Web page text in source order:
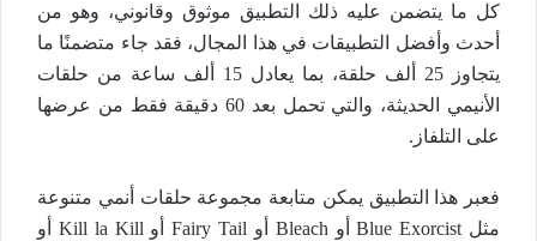
كل ما يتضمن عليه ذلك التطبيق موثوق وقانوني، وهو من
أحدث وأفضل التطبيقات في هذا المجال، فقد جاء متضمنًا ما
يتجاوز 25 ألف حلقة، بما يعادل 15 ألف ساعة من حلقات
الأنيمي الحديثة، والتي تحمل بعد 60 دقيقة فقط من عرضها
على التلفاز.
فعبر هذا التطبيق يمكن متابعة مجموعة حلقات أنمي متنوعة
مثل Blue Exorcist أو Bleach أو Fairy Tail أو Kill la Kill أو